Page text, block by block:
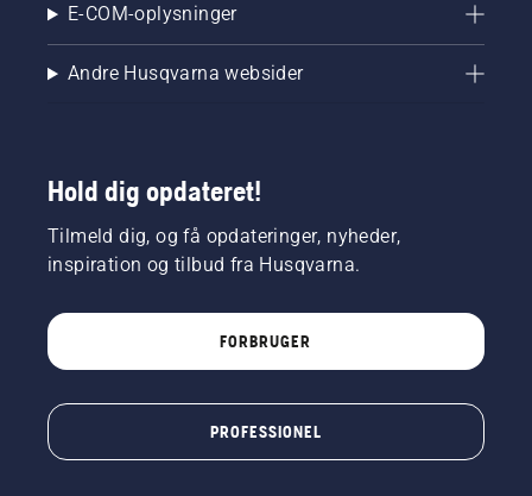
E-COM-oplysninger
Andre Husqvarna websider
Hold dig opdateret!
Tilmeld dig, og få opdateringer, nyheder,
inspiration og tilbud fra Husqvarna.
FORBRUGER
PROFESSIONEL